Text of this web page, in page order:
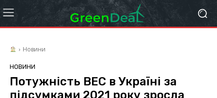
Новини
НОВИНИ
Потужність ВЕС в Україні за
підсумками 2021 року зросла